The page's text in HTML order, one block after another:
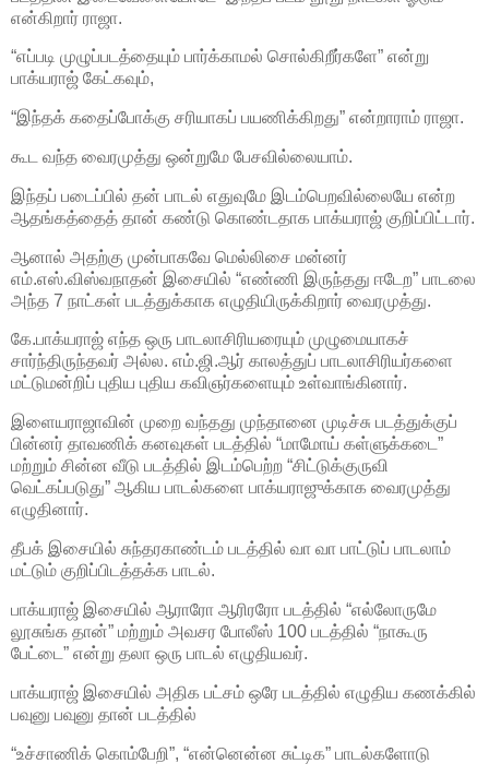
என்கிறார் ராஜா.
“எப்படி முழுப்படத்தையும் பார்க்காமல் சொல்கிறீர்களே” என்று
பாக்யராஜ் கேட்கவும்,
“இந்தக் கதைப்போக்கு சரியாகப் பயணிக்கிறது” என்றாராம் ராஜா.
கூட வந்த வைரமுத்து ஒன்றுமே பேசவில்லையாம்.
இந்தப் படைப்பில் தன் பாடல் எதுவுமே இடம்பெறவில்லையே என்ற
ஆதங்கத்தைத் தான் கண்டு கொண்டதாக பாக்யராஜ் குறிப்பிட்டார்.
ஆனால் அதற்கு முன்பாகவே மெல்லிசை மன்னர்
எம்.எஸ்.விஸ்வநாதன் இசையில் “எண்ணி இருந்தது ஈடேற” பாடலை
அந்த 7 நாட்கள் படத்துக்காக எழுதியிருக்கிறார் வைரமுத்து.
கே.பாக்யராஜ் எந்த ஒரு பாடலாசிரியரையும் முழுமையாகச்
சார்ந்திருந்தவர் அல்ல. எம்.ஜி.ஆர் காலத்துப் பாடலாசிரியர்களை
மட்டுமன்றிப் புதிய புதிய கவிஞர்களையும் உள்வாங்கினார்.
இளையராஜாவின் முறை வந்தது முந்தானை முடிச்சு படத்துக்குப்
பின்னர் தாவணிக் கனவுகள் படத்தில் “மாமோய் கள்ளுக்கடை”
மற்றும் சின்ன வீடு படத்தில் இடம்பெற்ற “சிட்டுக்குருவி
வெட்கப்படுது” ஆகிய பாடல்களை பாக்யராஜுக்காக வைரமுத்து
எழுதினார்.
தீபக் இசையில் சுந்தரகாண்டம் படத்தில் வா வா பாட்டுப் பாடலாம்
மட்டும் குறிப்பிடத்தக்க பாடல்.
பாக்யராஜ் இசையில் ஆராரோ ஆரிரரோ படத்தில் “எல்லோருமே
லூசுங்க தான்” மற்றும் அவசர போலீஸ் 100 படத்தில் “நாகூரு
பேட்டை” என்று தலா ஒரு பாடல் எழுதியவர்.
பாக்யராஜ் இசையில் அதிக பட்சம் ஒரே படத்தில் எழுதிய கணக்கில்
பவுனு பவுனு தான் படத்தில்
“உச்சாணிக் கொம்பேறி”, “என்னென்ன சுட்டிக” பாடல்களோடு